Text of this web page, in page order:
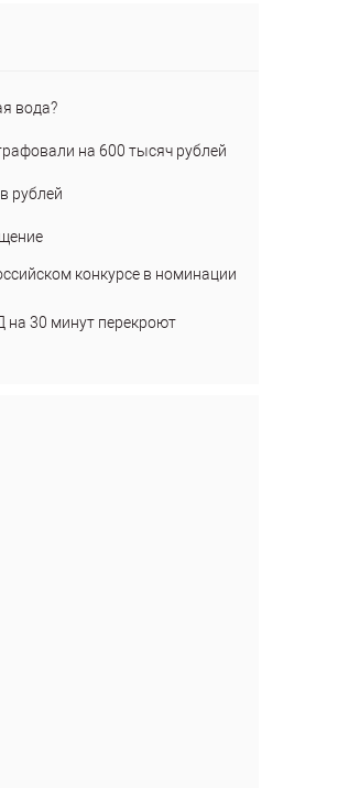
вода?
на 600 тысяч рублей
рублей
конкурсе в номинации
на 30 минут перекроют